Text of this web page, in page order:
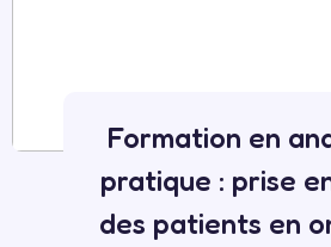
Formation en
pratique : prise
des patients en